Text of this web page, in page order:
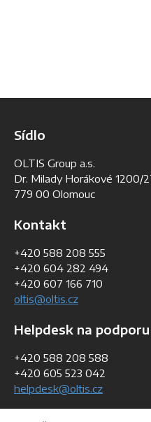
Sídlo
OLTIS Group a.s.
Dr. Milady Horákové 1200/
779 00 Olomouc
Kontakt
+420 588 208 555
+420 604 282 494
+420 607 166 710
oltis@oltis.cz
Helpdesk na
+420 588 208 588
+420 605 523 042
helpdesk@oltis.cz